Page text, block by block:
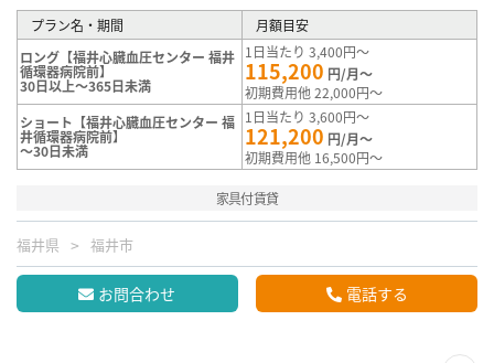
プラン名・期間
月額目安
ロング【福井心臓血圧センター 福井
循環器病院前】
30日以上～365日未満
1日当たり 3,400円～
115,200 円/月～
初期費用他 22,000円～
ショート【福井心臓血圧センター 福
井循環器病院前】
～30日未満
1日当たり 3,600円～
121,200 円/月～
初期費用他 16,500円～
家具付賃貸
福井県 福井市
お問合わせ 電話する